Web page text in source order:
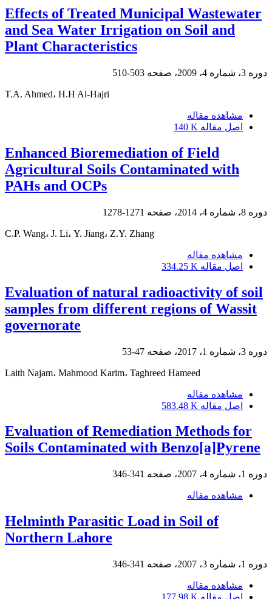
Effects of Treated Municipal Wastewater
and Sea Water Irrigation on Soil and
Plant Characteristics
دوره 3، شماره 4، 2009، صفحه 503-510
T.A. Ahmed، H.H Al-Hajri
مشاهده مقاله
اصل مقاله 140 K
Enhanced Bioremediation of Field
Agricultural Soils Contaminated with
PAHs and OCPs
دوره 8، شماره 4، 2014، صفحه 1271-1278
C.P. Wang، J. Li، Y. Jiang، Z.Y. Zhang
مشاهده مقاله
اصل مقاله 334.25 K
Evaluation of natural radioactivity of soil
samples from different regions of Wassit
governorate
دوره 3، شماره 1، 2017، صفحه 47-53
Laith Najam، Mahmood Karim، Taghreed Hameed
مشاهده مقاله
اصل مقاله 583.48 K
Evaluation of Remediation Methods for
Soils Contaminated with Benzo[a]Pyrene
دوره 1، شماره 4، 2007، صفحه 341-346
مشاهده مقاله
Helminth Parasitic Load in Soil of
Northern Lahore
دوره 1، شماره 3، 2007، صفحه 341-346
مشاهده مقاله